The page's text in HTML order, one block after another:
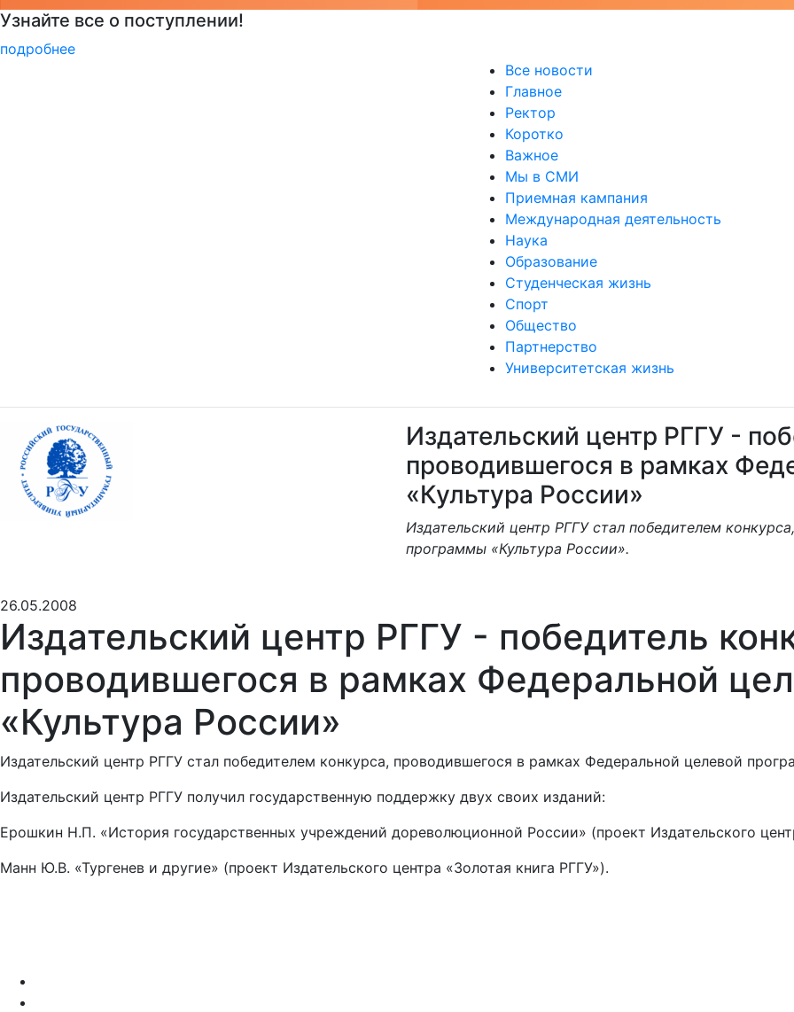
РГГУ — территория вежливости
подробнее
Все новости
Главное
Ректор
Коротко
Важное
Мы в СМИ
Приемная кампания
Международная деятельность
Наука
Образование
Студенческая жизнь
Спорт
Общество
Партнерство
Университетская жизнь
Издательский центр РГГУ -
проводившегося в рамках
«Культура России»
Издательский центр РГГУ стал победителем
программы «Культура России».
26.05.2008
Издательский центр РГГУ - победитель
проводившегося в рамках Федеральной
«Культура России»
Издательский центр РГГУ стал победителем конкурса, проводившегося в рамках Федеральной целевой
Издательский центр РГГУ получил государственную поддержку двух своих изданий:
Ерошкин Н.П. «История государственных учреждений дореволюционной России» (проект Издательского
Манн Ю.В. «Тургенев и другие» (проект Издательского центра «Золотая книга РГГУ»).